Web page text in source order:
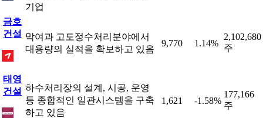
기업
금호
건설 막여과 고도정수처리분야에서
대용량의 실적을 확보하고 있음
9,770 1.14%
2,102,680
주
태영
건설 하수처리장의 설계, 시공, 운영
등 종합적인 일관시스템을 구축
하고 있음
1,621 -1.58%
177,166
주